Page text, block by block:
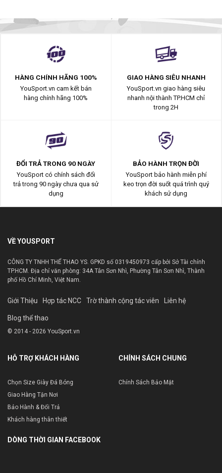
HÀNG CHÍNH HÃNG 100%
YouSport.vn cam kết bán
hàng chính hãng 100%
GIAO HÀNG SIÊU NHANH
YouSport.vn giao hàng siêu
nhanh nội thành TP.HCM chỉ
trong 2H
ĐỔI TRẢ TRONG 90 NGÀY
YouSport có chính sách đổi
trả trong 90 ngày chưa qua sử
dụng
BẢO HÀNH TRỌN ĐỜI
YouSport bảo hành miễn phí
keo trọn đời suốt quá trình quý
khách sử dụng
VỀ YOUSPORT
CÔNG TY TNHH THỂ THAO YS. GPKD số 0319450973 cấp bởi Sở Tài chính
TP.HCM. Địa chỉ văn phòng: 34A Tân Sơn Nhì, Phường Tân Sơn Nhì, Thành
phố Hồ Chí Minh, Việt Nam.
Giới Thiệu Hợp tác NCC Trờ thành cộng tác viên Liên hệ
Blog thể thao
© 2014 - 2026 YouSport.vn
HỖ TRỢ KHÁCH HÀNG
Chọn Size Giày Đá Bóng
Giao Hàng Tận Nơi
Bảo Hành & Đổi Trả
Khách hàng thân thiết
CHÍNH SÁCH CHUNG
Chính Sách Bảo Mật
DÒNG THỜI GIAN FACEBOOK